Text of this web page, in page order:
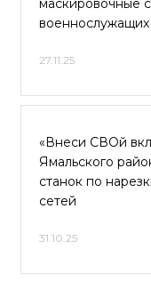
маскировочные
военнослужащих
27.11.25
«Внеси СВОй
Ямальского
станок по
сетей
31.10.25